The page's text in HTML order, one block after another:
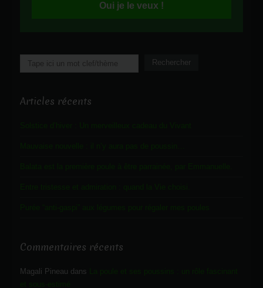
Oui je le veux !
Rechercher Rechercher
Articles récents
Commentaires récents
Magali Pineau dans